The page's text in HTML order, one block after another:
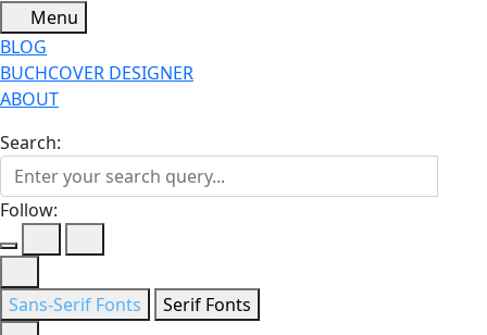
Menu
BLOG
BUCHCOVER DESIGNER
ABOUT
Search:
Follow:
Sans-Serif Fonts Serif Fonts